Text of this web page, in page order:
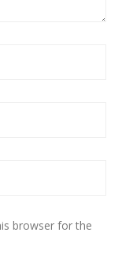
browser for the